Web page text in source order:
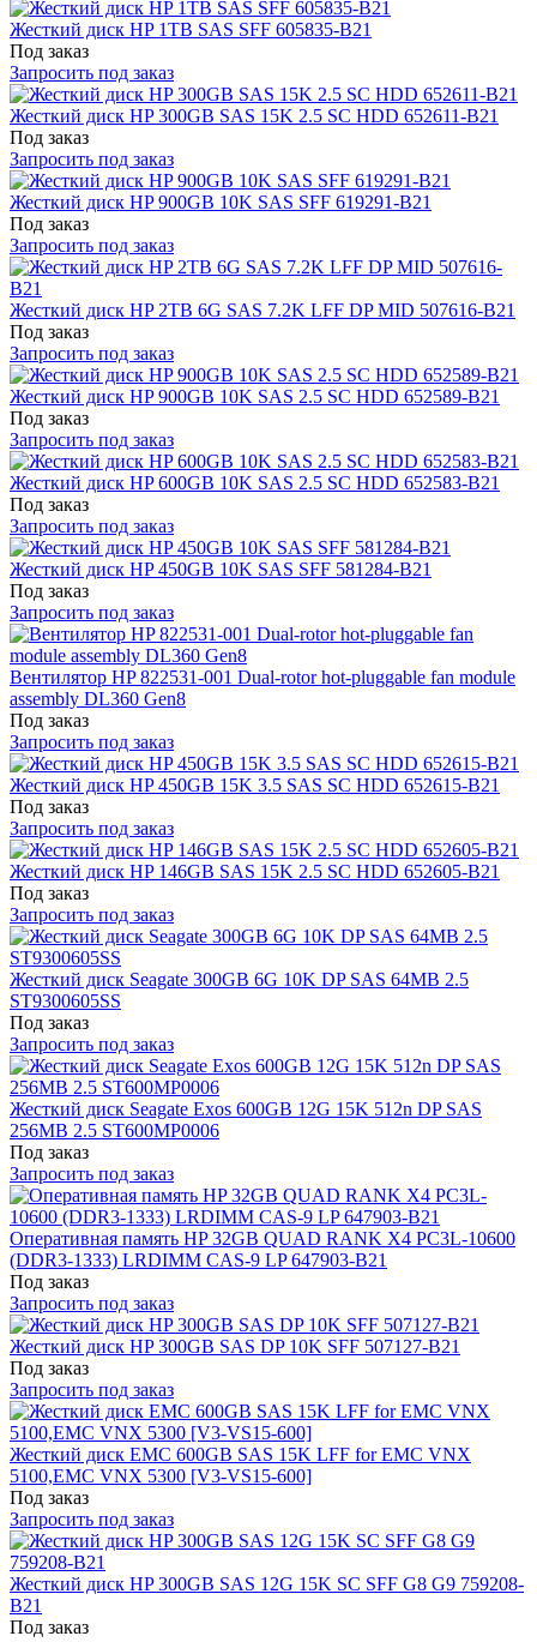
Жесткий диск HP 1TB SAS SFF 605835-B21
Под заказ
Запросить под заказ
Жесткий диск HP 300GB SAS 15K 2.5 SC HDD 652611-B21
Под заказ
Запросить под заказ
Жесткий диск HP 900GB 10K SAS SFF 619291-B21
Под заказ
Запросить под заказ
Жесткий диск HP 2TB 6G SAS 7.2K LFF DP MID 507616-B21
Под заказ
Запросить под заказ
Жесткий диск HP 900GB 10K SAS 2.5 SC HDD 652589-B21
Под заказ
Запросить под заказ
Жесткий диск HP 600GB 10K SAS 2.5 SC HDD 652583-B21
Под заказ
Запросить под заказ
Жесткий диск HP 450GB 10K SAS SFF 581284-B21
Под заказ
Запросить под заказ
Вентилятор HP 822531-001 Dual-rotor hot-pluggable fan module
assembly DL360 Gen8
Под заказ
Запросить под заказ
Жесткий диск HP 450GB 15K 3.5 SAS SC HDD 652615-B21
Под заказ
Запросить под заказ
Жесткий диск HP 146GB SAS 15K 2.5 SC HDD 652605-B21
Под заказ
Запросить под заказ
Жесткий диск Seagate 300GB 6G 10K DP SAS 64MB 2.5
ST9300605SS
Под заказ
Запросить под заказ
Жесткий диск Seagate Exos 600GB 12G 15K 512n DP SAS
256MB 2.5 ST600MP0006
Под заказ
Запросить под заказ
Оперативная память HP 32GB QUAD RANK X4 PC3L-10600
(DDR3-1333) LRDIMM CAS-9 LP 647903-B21
Под заказ
Запросить под заказ
Жесткий диск HP 300GB SAS DP 10K SFF 507127-B21
Под заказ
Запросить под заказ
Жесткий диск EMC 600GB SAS 15K LFF for EMC VNX
5100,EMC VNX 5300 [V3-VS15-600]
Под заказ
Запросить под заказ
Жесткий диск HP 300GB SAS 12G 15K SC SFF G8 G9 759208-
B21
Под заказ